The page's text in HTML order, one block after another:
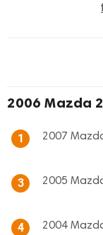
2006 Mazda
1 2007
3 2005
4 2004